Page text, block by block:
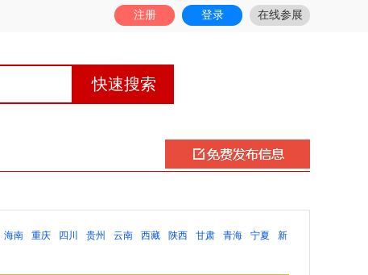
注册 登录 在线参展
海南 重庆 四川 贵州 云南 西藏 陕西 甘肃 青海 宁夏 新